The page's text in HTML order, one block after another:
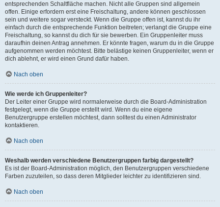
entsprechenden Schaltfläche machen. Nicht alle Gruppen sind allgemein
offen. Einige erfordern erst eine Freischaltung, andere können geschlossen
sein und weitere sogar versteckt. Wenn die Gruppe offen ist, kannst du ihr
einfach durch die entsprechende Funktion beitreten; verlangt die Gruppe eine
Freischaltung, so kannst du dich für sie bewerben. Ein Gruppenleiter muss
daraufhin deinen Antrag annehmen. Er könnte fragen, warum du in die Gruppe
aufgenommen werden möchtest. Bitte belästige keinen Gruppenleiter, wenn er
dich ablehnt, er wird einen Grund dafür haben.
Nach oben
Wie werde ich Gruppenleiter?
Der Leiter einer Gruppe wird normalerweise durch die Board-Administration
festgelegt, wenn die Gruppe erstellt wird. Wenn du eine eigene
Benutzergruppe erstellen möchtest, dann solltest du einen Administrator
kontaktieren.
Nach oben
Weshalb werden verschiedene Benutzergruppen farbig dargestellt?
Es ist der Board-Administration möglich, den Benutzergruppen verschiedene
Farben zuzuteilen, so dass deren Mitglieder leichter zu identifizieren sind.
Nach oben